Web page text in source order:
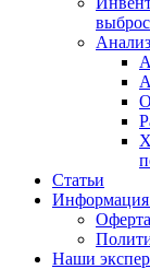
Статьи
Информация
Оферта
Наши